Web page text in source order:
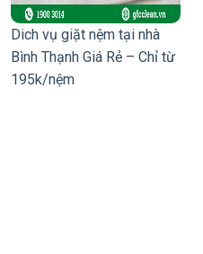
Dich vụ giặt nệm tại nhà
Bình Thạnh Giá Rẻ – Chỉ từ
195k/nệm